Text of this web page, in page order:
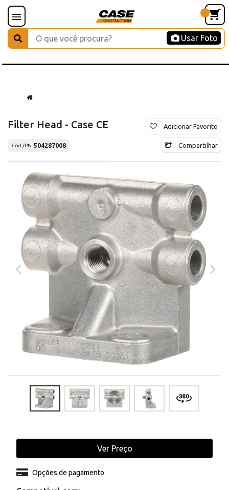
Usar Foto
Filter Head - Case CE
Cód./PN 504287008
Adicionar Favorito
Compartilhar
Opções de pagamento
Ver Preço